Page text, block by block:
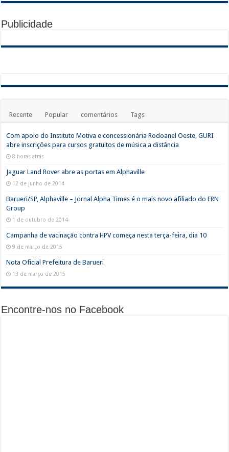
Publicidade
Recente Popular comentários Tags
Com apoio do Instituto Motiva e concessionária Rodoanel Oeste, GURI
abre inscrições para cursos gratuitos de música a distância
8 horas atrás
Jaguar Land Rover abre as portas em Alphaville
12 de junho de 2014
Barueri/SP, Alphaville – Jornal Alpha Times é o mais novo afiliado do ERN
Group
1 de outubro de 2014
Campanha de vacinação contra HPV começa nesta terça-feira, dia 10
9 de março de 2015
Nota Oficial Prefeitura de Barueri
13 de março de 2015
Encontre-nos no Facebook